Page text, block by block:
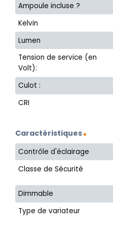
Ampoule incluse ?
Kelvin
Lumen
Tension de service (en
Volt):
Culot :
CRI
Caractéristiques
Contrôle d'éclairage
Classe de Sécurité
Dimmable
Type de variateur